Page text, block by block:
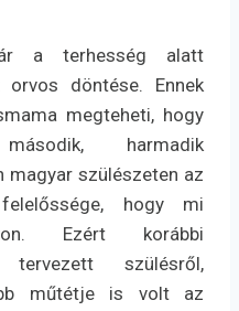
a terhesség alatt
döntése. Ennek
megteheti, hogy
harmadik
magyar szülészeten az
hogy mi
Ezért korábbi
tervezett szülésről,
műtétje is volt az